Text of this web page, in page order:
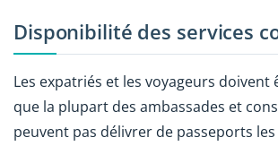
Disponibilité des services
Les expatriés et les voyageurs doivent
que la plupart des ambassades et
peuvent pas délivrer de passeports